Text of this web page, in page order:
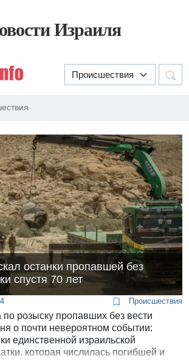
Израиля
останки пропавшей без
спустя 70 лет
Происшествия
розыску пропавших без вести
о почти невероятном событии:
единственной израильской
которая числилась погибшей и